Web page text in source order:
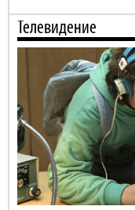
Телевидение